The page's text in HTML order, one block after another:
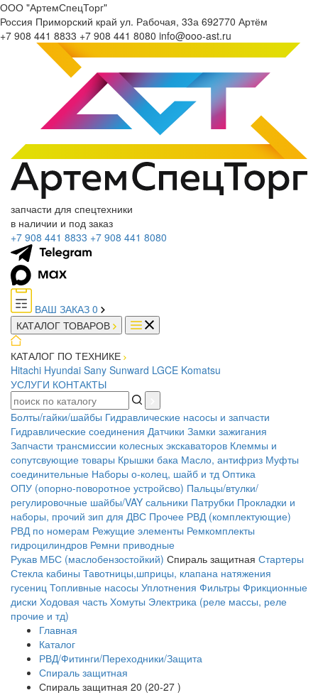
ООО "АртемСпецТорг"
Россия Приморский край ул. Рабочая, 33а 692770 Артём
+7 908 441 8833 +7 908 441 8080 info@ooo-ast.ru
запчасти для спецтехники
в наличии и под заказ
+7 908 441 8833 +7 908 441 8080
ВАШ ЗАКАЗ 0
КАТАЛОГ ТОВАРОВ
КАТАЛОГ ПО ТЕХНИКЕ
Hitachi Hyundai Sany Sunward LGCE Komatsu
УСЛУГИ КОНТАКТЫ
Болты/гайки/шайбы Гидравлические насосы и запчасти
Гидравлические соединения Датчики Замки зажигания
Запчасти трансмиссии колесных экскаваторов Клеммы и
сопутсвующие товары Крышки бака Масло, антифриз Муфты
соединительные Наборы о-колец, шайб и тд Оптика
ОПУ (опорно-поворотное устройсво) Пальцы/втулки/
регулировочные шайбы/VAY сальники Патрубки Прокладки и
наборы, прочий зип для ДВС Прочее РВД (комплектующие)
РВД по номерам Режущие элементы Ремкомплекты
гидроцилиндров Ремни приводные
Рукав МБС (маслобензостойкий) Спираль защитная Стартеры
Стекла кабины Тавотницы,шприцы, клапана натяжения
гусениц Топливные насосы Уплотнения Фильтры Фрикционные
диски Ходовая часть Хомуты Электрика (реле массы, реле
прочие и тд)
Главная
Каталог
РВД/Фитинги/Переходники/Защита
Спираль защитная
Спираль защитная 20 (20-27 )